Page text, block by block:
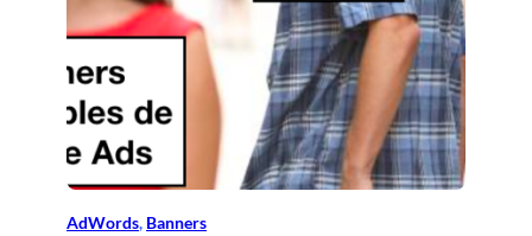
AdWords, Banners